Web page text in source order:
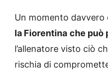
Un momento davvero
la Fiorentina che può
l’allenatore visto ciò
rischia di